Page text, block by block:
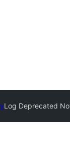
Log Deprecated